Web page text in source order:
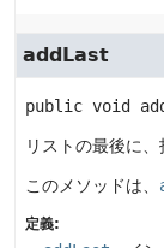
addLast
public void
リストの最後に、
このメソッドは、
定義: